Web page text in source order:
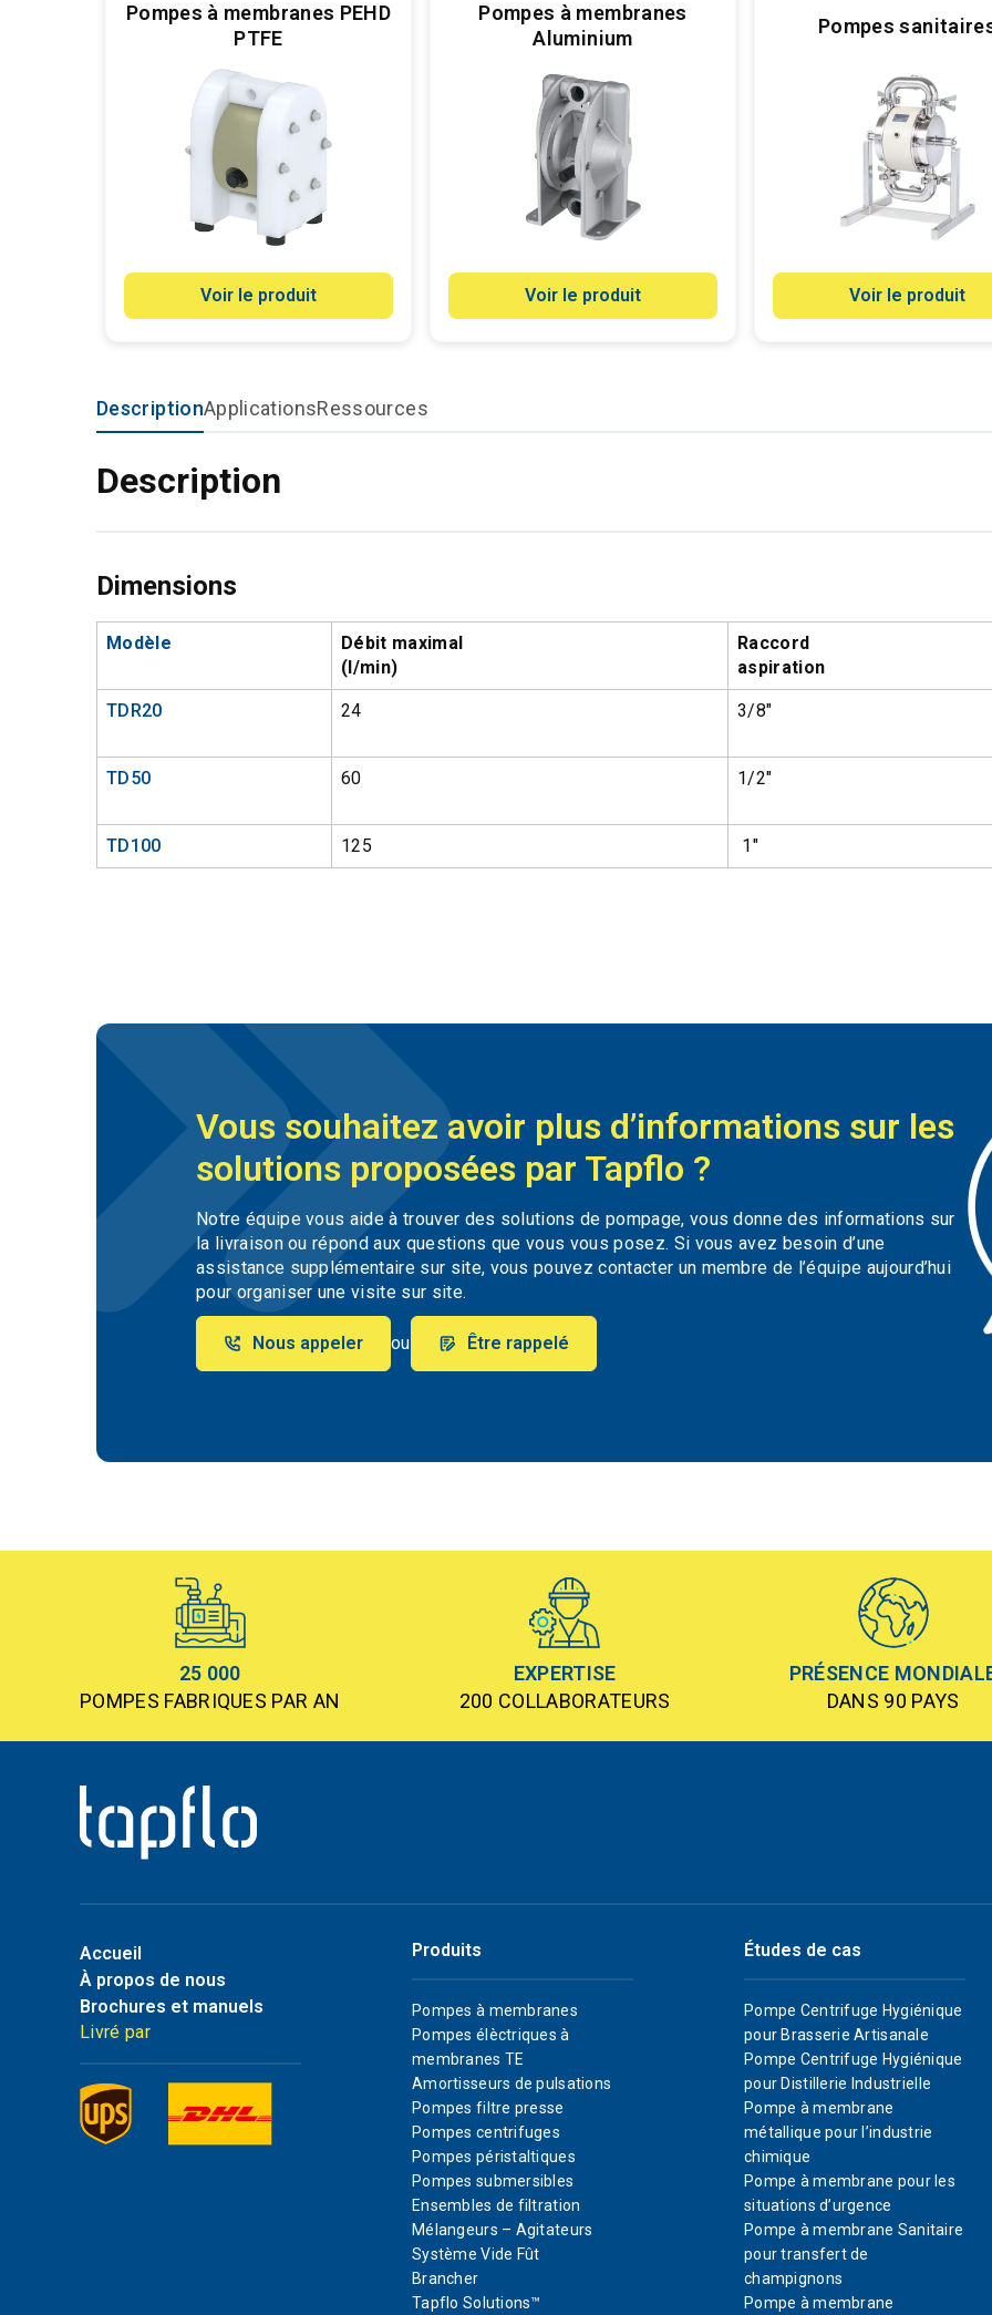
Pompes à membranes PEHD
PTFE
Voir le produit
Pompes à membranes
Aluminium
Voir le produit
Pompes
Voir le produit
DescriptionApplicationsRessources
Description
Dimensions
Modèle
Débit maximal
(l/min)
Raccord
aspiration
TDR20 24 3/8″
TD50 60 1/2″
TD100 125 1″
Vous souhaitez avoir plus d’informations sur les
solutions proposées par Tapflo ?
Notre équipe vous aide à trouver des solutions de pompage, vous donne des informations sur
la livraison ou répond aux questions que vous vous posez. Si vous avez besoin d’une
assistance supplémentaire sur site, vous pouvez contacter un membre de l’équipe aujourd’hui
pour organiser une visite sur site.
Nous appeler ou Être rappelé
25 000
POMPES FABRIQUES PAR AN
EXPERTISE
200 COLLABORATEURS
PRÉSENCE
DANS 90 PAYS
Accueil
À propos de nous
Brochures et manuels
Livré par
Produits
Pompes à membranes
Pompes élèctriques à
membranes TE
Amortisseurs de pulsations
Pompes filtre presse
Pompes centrifuges
Pompes péristaltiques
Pompes submersibles
Ensembles de filtration
Mélangeurs – Agitateurs
Système Vide Fût
Brancher
Tapflo Solutions™
Études de cas
Pompe Centrifuge Hygiénique
pour Brasserie Artisanale
Pompe Centrifuge Hygiénique
pour Distillerie Industrielle
Pompe à membrane
métallique pour l’industrie
chimique
Pompe à membrane pour les
situations d’urgence
Pompe à membrane Sanitaire
pour transfert de
champignons
Pompe à membrane